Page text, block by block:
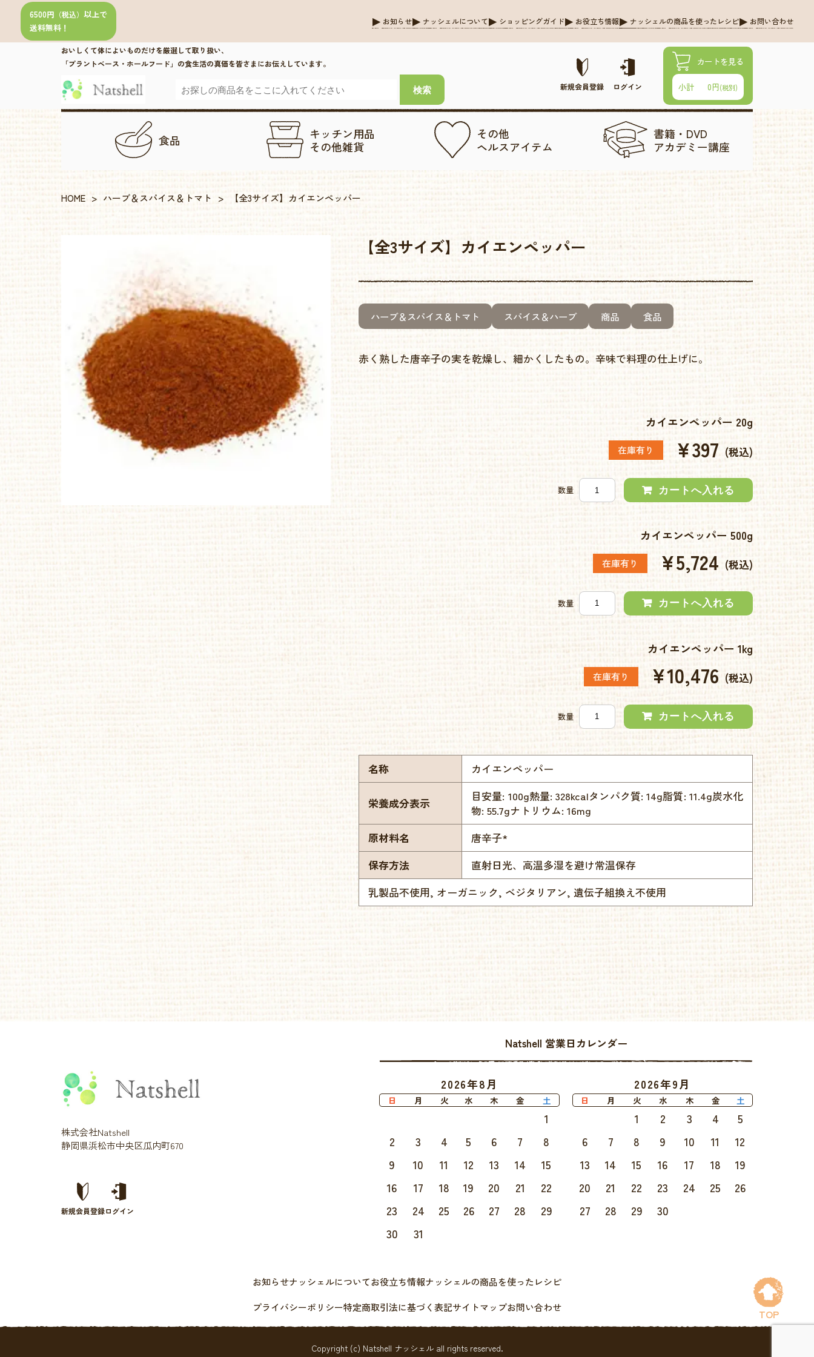
6500円 （税込） 以上で
送料無料！
お知らせ ナッシェルについて ショッピングガイド お役立ち情報 ナッシェルの商品を使ったレシピ お問い合わせ
おいしくて体によいものだけを厳選して取り扱い、
「プラントベース・ホールフード」の食生活の真価を皆さまにお伝えしています。
新規会員登録 ログイン
カートを見る
小計 0円(税別)
食品
キッチン用品
その他雑貨
その他
ヘルスアイテム
書籍・DVD
アカデミー講座
HOME > ハーブ＆スパイス＆トマト > 【全3サイズ】カイエンペッパー
【全3サイズ】カイエンペッパー
ハーブ＆スパイス＆トマト スパイス＆ハーブ 商品 食品
赤く熟した唐辛子の実を乾燥し、細かくしたもの。辛味で料理の仕上げに。
カイエンペッパー 20g
在庫有り ¥397 (税込)
数量
カイエンペッパー 500g
在庫有り ¥5,724 (税込)
数量
カイエンペッパー 1kg
在庫有り ¥10,476 (税込)
数量
名称 カイエンペッパー
栄養成分表示
目安量: 100g熱量: 328kcalタンパク質: 14g脂質: 11.4g炭水化
物: 55.7gナトリウム: 16mg
原材料名
唐辛子*
保存方法
直射日光、高温多湿を避け常温保存
乳製品不使用, オーガニック, ベジタリアン, 遺伝子組換え不使用
株式会社Natshell
静岡県浜松市中央区瓜内町670
新規会員登録ログイン
Natshell 営業日カレンダー
2026年8月
日 月 火 水 木 金 土
1
2
3 4 5 6 7
8
9
10 11 12 13 14
15
16
17 18 19 20 21
22
23
24 25 26 27 28
29
30
31
2026年9月
日 月 火 水 木 金 土
1 2 3 4
5
6
7 8 9 10 11
12
13
14 15 16 17 18
19
20
21 22 23 24 25
26
27
28 29 30
お知らせナッシェルについてお役立ち情報ナッシェルの商品を使ったレシピ
プライバシーポリシー特定商取引法に基づく表記サイトマップお問い合わせ
Copyright (c) Natshell ナッシェル all rights reserved.
TOP